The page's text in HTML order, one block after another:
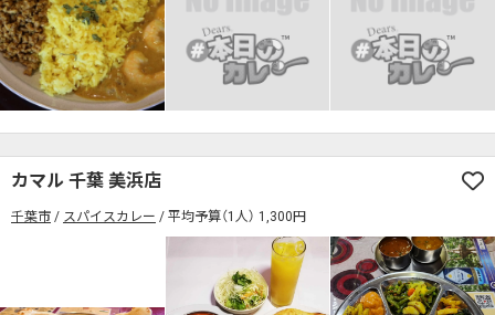
カマル 千葉 美浜店
千葉市 スパイスカレー 平均予算（1人） 1,300円